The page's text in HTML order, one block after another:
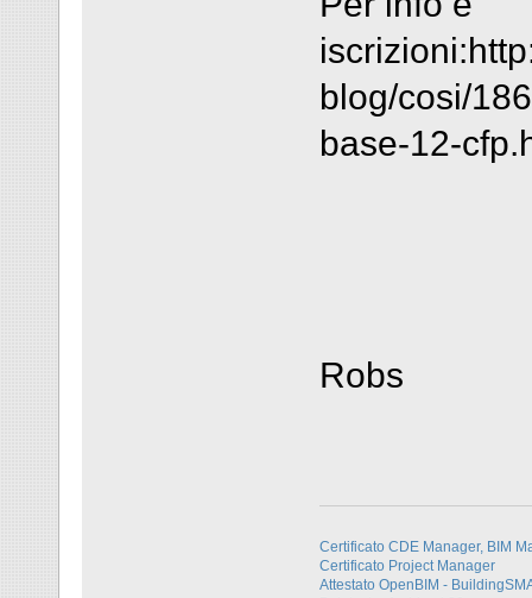
blog/cosi/
base-12-
Robs
Certificato CDE Manager, BIM
Certificato Project Manager
Attestato OpenBIM -